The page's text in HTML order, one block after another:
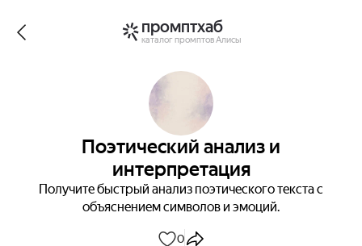
промптхаб
каталог промптов Алисы
Поэтический анализ и
интерпретация
Получите быстрый анализ поэтического текста с
объяснением символов и эмоций.
0